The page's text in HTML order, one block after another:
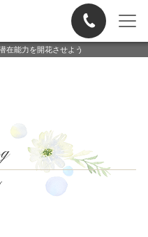
在能力を開花させよう